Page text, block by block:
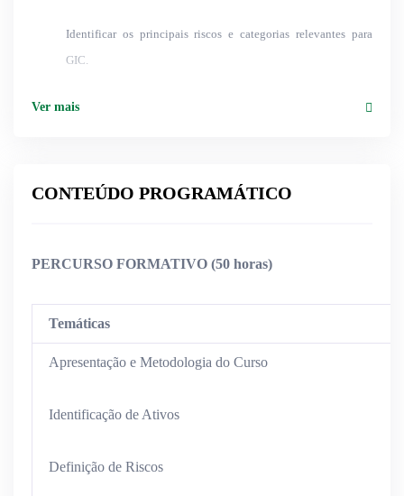
Identificar os principais riscos e categorias relevantes para
GIC.
Identificar arquiteturas e plataformas de segurança, e saber
Discutir e compreender o planeamento e gestão de segurança.
incidentes.
Ver mais
CONTEÚDO PROGRAMÁTICO
PERCURSO FORMATIVO (50 horas)
Temáticas
Apresentação e Metodologia do Curso
Identificação de Ativos
Definição de Riscos